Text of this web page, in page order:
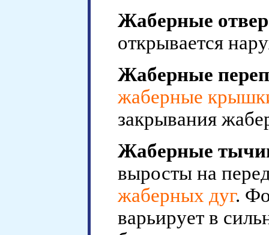
Жаберные
открывается
Жаберные
жаберные
закрывания
Жаберные
выросты на
жаберных дуг.
варьирует в